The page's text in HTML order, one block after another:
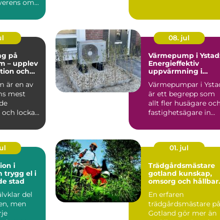
om
på
– upplev
och
är en av
mest
och lockar
08. jul
Värmepump i
Energieffektiv
uppvärmning i
Värmepumpar i
är ett begrepp som
allt fler husägare
fastighetsägare in...
i
i
stad
del
men
01. jul
Trädgårdsmästare
gotland kunskap,
omsorg och hållbar
En erfaren
trädgårdsmästare på
Gotland gör mer än